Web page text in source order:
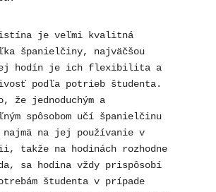
je veľmi kvalitná
španielčiny, najväčšou
jej hodín je ich flexibilita a
podľa potrieb študenta.
že jednoduchým a
spôsobom učí španielčinu
najmä na jej používanie v
takže na hodinách rozhodne
sa hodina vždy prispôsobí
študenta v prípade